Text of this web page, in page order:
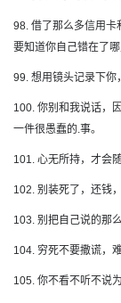
98. 借了那么多信用卡
要知道你自己错在了哪
99. 想用镜头记录下你
100. 你别和我说话，
一件很愚蠢的.事。
101. 心无所持，才会
102. 别装死了，还钱
103. 别把自己说的那
104. 穷死不要撒谎，
105. 你不看不听不说